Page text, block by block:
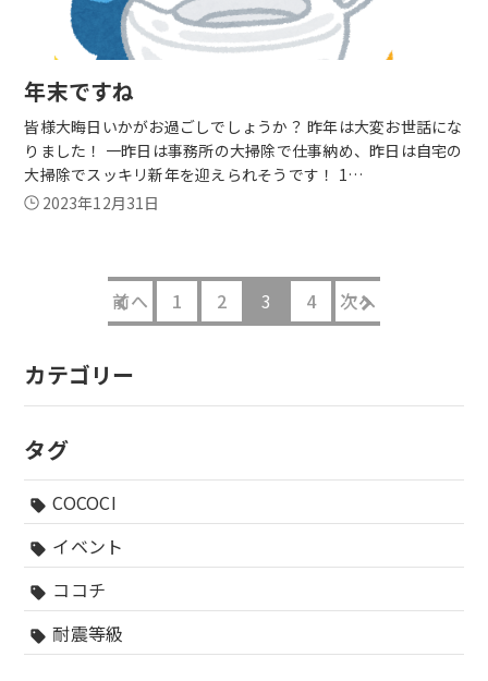
年末ですね
皆様大晦日いかがお過ごしでしょうか？ 昨年は大変お世話にな
りました！ 一昨日は事務所の大掃除で仕事納め、昨日は自宅の
大掃除でスッキリ新年を迎えられそうです！ 1…
2023年12月31日
前へ 1 2 3 4 次へ
カテゴリー
タグ
sell COCOCI
sell イベント
sell ココチ
sell 耐震等級